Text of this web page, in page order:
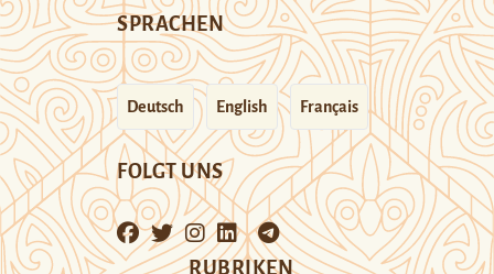
SPRACHEN
Deutsch English Français
FOLGT UNS
RUBRIKEN